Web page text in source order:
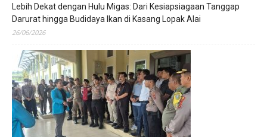
Lebih Dekat dengan Hulu Migas: Dari Kesiapsiagaan Tanggap
Darurat hingga Budidaya Ikan di Kasang Lopak Alai
26/06/2026